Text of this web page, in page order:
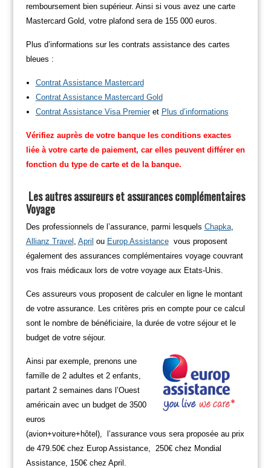
remboursement bien supérieur. Ainsi si vous avez une carte
Mastercard Gold, votre plafond sera de 155 000 euros.
Plus d’informations sur les contrats assistance des cartes
bleues :
Contrat Assistance Mastercard
Contrat Assistance Mastercard Gold
Contrat Assistance Visa Premieret Plus d’informations
Vérifiez auprès de votre banque les conditions exactes
liée à votre carte de paiement, car elles peuvent différer en
fonction du type de carte et de la banque.
Les autres assureurs et assurances complémentaires
Voyage
Des professionnels de l’assurance, parmi lesquels Chapka,
Allianz Travel
April ou Europ Assistancevous proposent
également des assurances complémentaires voyage couvrant
vos frais médicaux lors de votre voyage aux Etats-Unis.
Ces assureurs vous proposent de calculer en ligne le montant
de votre assurance. Les critères pris en compte pour ce calcul
sont le nombre de bénéficiaire, la durée de votre séjour et le
budget de votre séjour.
Ainsi par exemple, prenons une
famille de 2 adultes et 2 enfants,
partant 2 semaines dans l’Ouest
américain avec un budget de 3500
euros
(avion+voiture+hôtel), l’assurance vous sera proposée au prix
de 479.50€ chez Europ Assistance, 250€ chez Mondial
Assistance, 150€ chez April.